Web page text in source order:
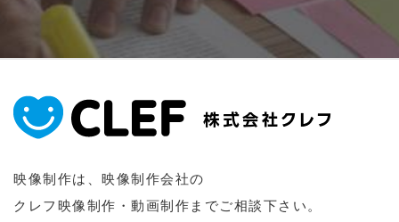
映像制作は、映像制作会社の
クレフ映像制作・動画制作までご相談下さい。